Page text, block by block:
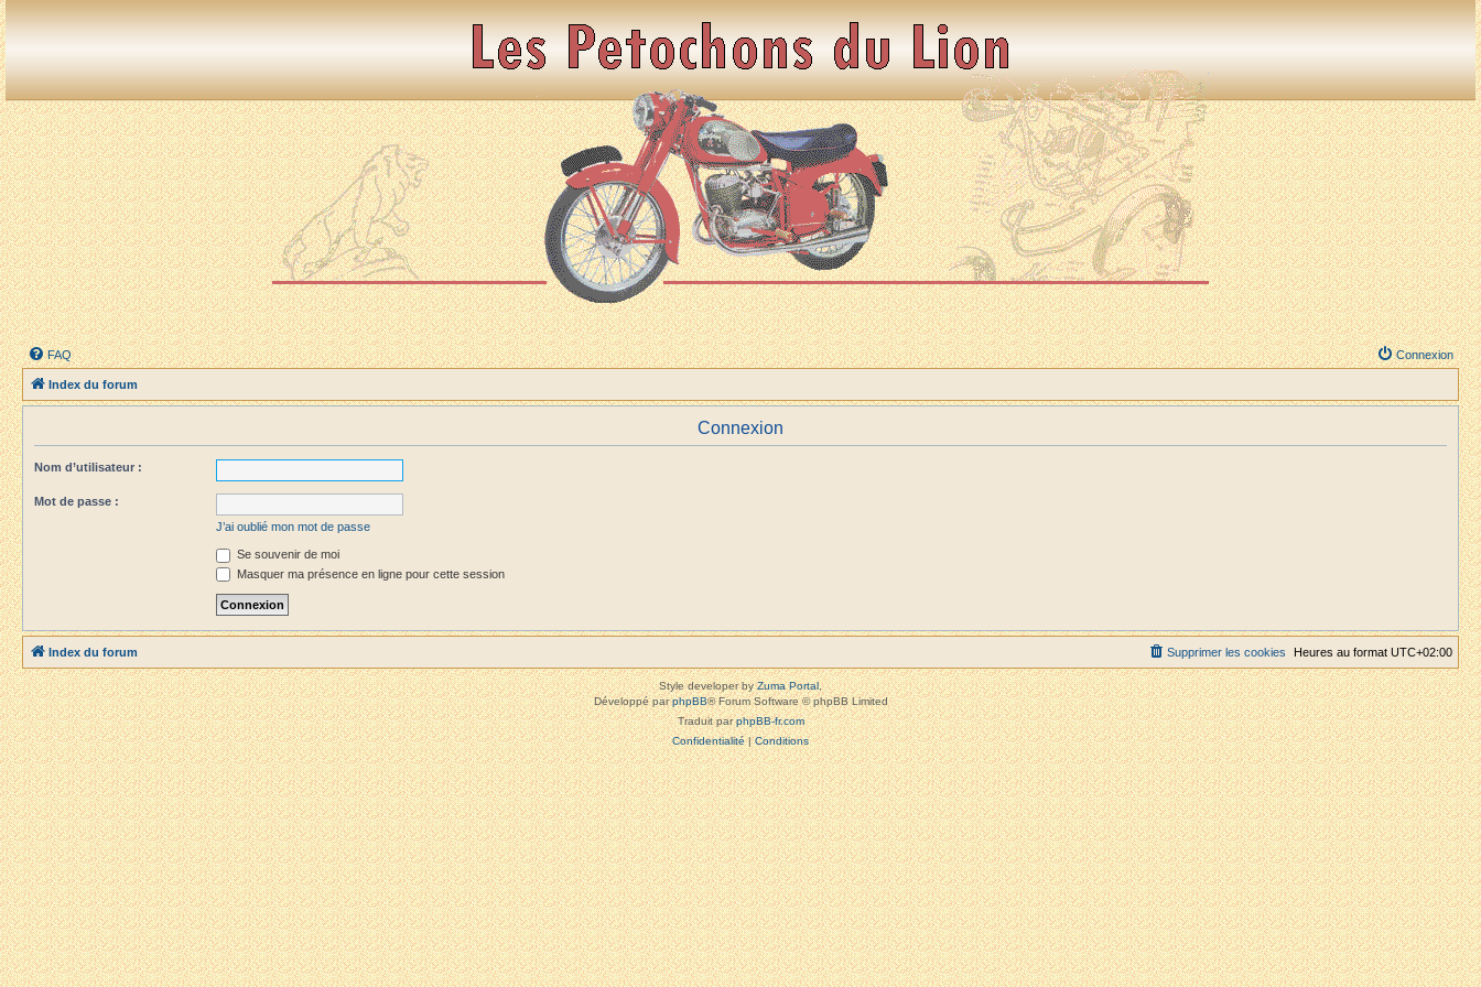
FAQ Connexion
Index du forum
Connexion
Nom d’utilisateur :
Mot de passe :
J’ai oublié mon mot de passe
Se souvenir de moi
Masquer ma présence en ligne pour cette session
Index du forum Heures au format UTC+02:00
Supprimer les cookies
Style developer byZuma Portal,
Développé parphpBB® Forum Software © phpBB Limited
Traduit parphpBB-fr.com
Confidentialité|Conditions